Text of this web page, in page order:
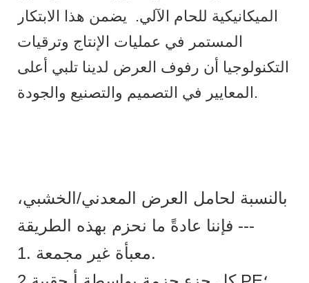
الميكانيكية للحام الآلي. يضمن هذا الابتكار
المستمر في عمليات الإنتاج وترقيات
التكنولوجيا أن رفوف العرض لدينا تلبي أعلى
المعايير في التصميم والتصنيع والجودة.
بالنسبة لحامل العرض المعدني/الخشبي،
فإننا عادةً ما نحزم بهذه الطريقة ---
1. معبأة غير مجمعة.